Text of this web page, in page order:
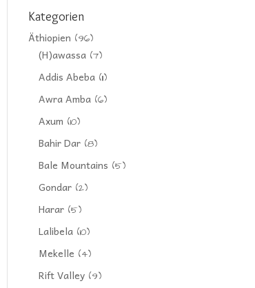
Kategorien
Äthiopien (96)
(H)awassa (7)
Addis Abeba (11)
Awra Amba (6)
Axum (10)
Bahir Dar (8)
Bale Mountains (5)
Gondar (2)
Harar (5)
Lalibela (10)
Mekelle (4)
Rift Valley (9)